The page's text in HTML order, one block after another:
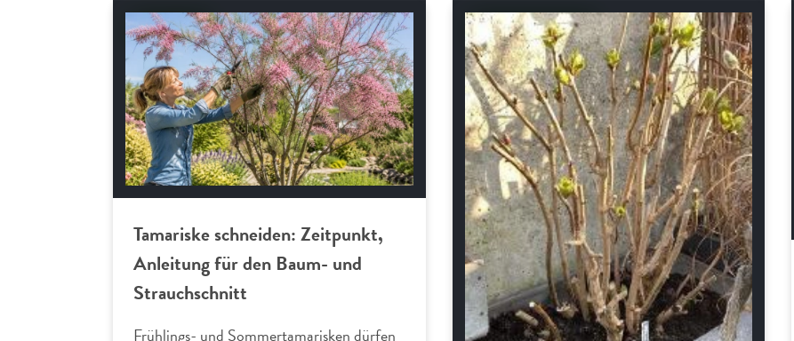
Gartenpraxis
Tamariske schneiden: Zeitpunkt,
Anleitung für den Baum- und
Strauchschnitt
Frühlings- und Sommertamarisken dürfen
Schnitt-Anleitungen